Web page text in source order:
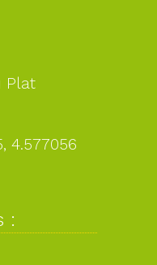
Plat
4.577056
: